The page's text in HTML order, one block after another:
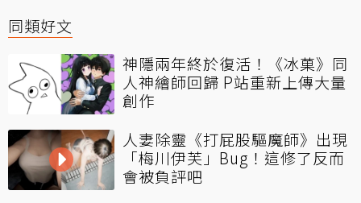
同類好文
神隱兩年終於復活！《冰菓》同
人神繪師回歸 P站重新上傳大量
創作
人妻除靈《打屁股驅魔師》出現
「梅川伊芙」Bug！這修了反而
會被負評吧